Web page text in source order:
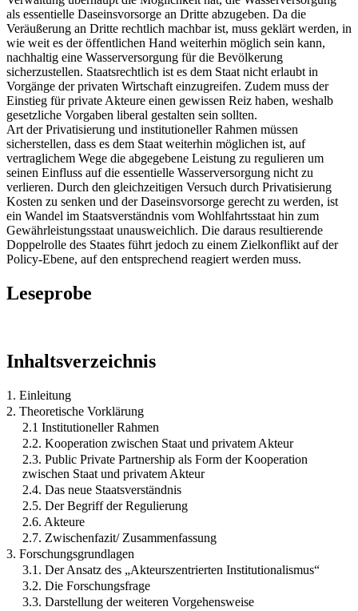
als essentielle Daseinsvorsorge an Dritte abzugeben. Da die
Veräußerung an Dritte rechtlich machbar ist, muss geklärt werden, in
wie weit es der öffentlichen Hand weiterhin möglich sein kann,
nachhaltig eine Wasserversorgung für die Bevölkerung
sicherzustellen. Staatsrechtlich ist es dem Staat nicht erlaubt in
Vorgänge der privaten Wirtschaft einzugreifen. Zudem muss der
Einstieg für private Akteure einen gewissen Reiz haben, weshalb
gesetzliche Vorgaben liberal gestalten sein sollten.
Art der Privatisierung und institutioneller Rahmen müssen
sicherstellen, dass es dem Staat weiterhin möglichen ist, auf
vertraglichem Wege die abgegebene Leistung zu regulieren um
seinen Einfluss auf die essentielle Wasserversorgung nicht zu
verlieren. Durch den gleichzeitigen Versuch durch Privatisierung
Kosten zu senken und der Daseinsvorsorge gerecht zu werden, ist
ein Wandel im Staatsverständnis vom Wohlfahrtsstaat hin zum
Gewährleistungsstaat unausweichlich. Die daraus resultierende
Doppelrolle des Staates führt jedoch zu einem Zielkonflikt auf der
Policy-Ebene, auf den entsprechend reagiert werden muss.
Leseprobe
Inhaltsverzeichnis
1. Einleitung
2. Theoretische Vorklärung
2.1 Institutioneller Rahmen
2.2. Kooperation zwischen Staat und privatem Akteur
2.3. Public Private Partnership als Form der Kooperation
zwischen Staat und privatem Akteur
2.4. Das neue Staatsverständnis
2.5. Der Begriff der Regulierung
2.6. Akteure
2.7. Zwischenfazit/ Zusammenfassung
3. Forschungsgrundlagen
3.1. Der Ansatz des „Akteurszentrierten Institutionalismus“
3.2. Die Forschungsfrage
3.3. Darstellung der weiteren Vorgehensweise